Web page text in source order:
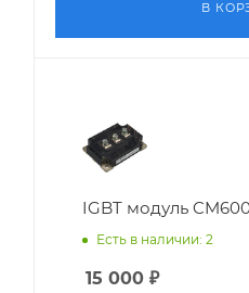
В
IGBT модуль
Есть в наличии: 2
15 000 ₽